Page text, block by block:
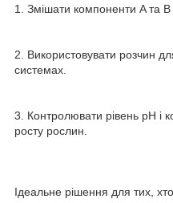
1. Змішати компоненти A та B
2. Використовувати розчин
системах.
3. Контролювати рівень pH і
росту рослин.
Ідеальне рішення для тих,